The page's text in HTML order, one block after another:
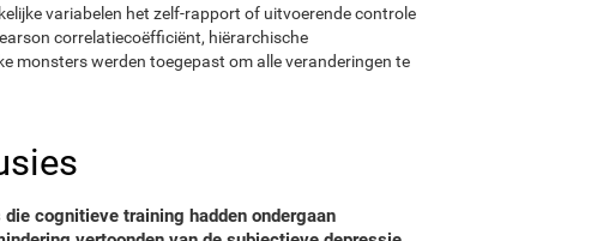
variabelen het zelf-rapport of uitvoerende controle
correlatiecoëfficiënt, hiërarchische
monsters werden toegepast om alle veranderingen te
die cognitieve training hadden ondergaan